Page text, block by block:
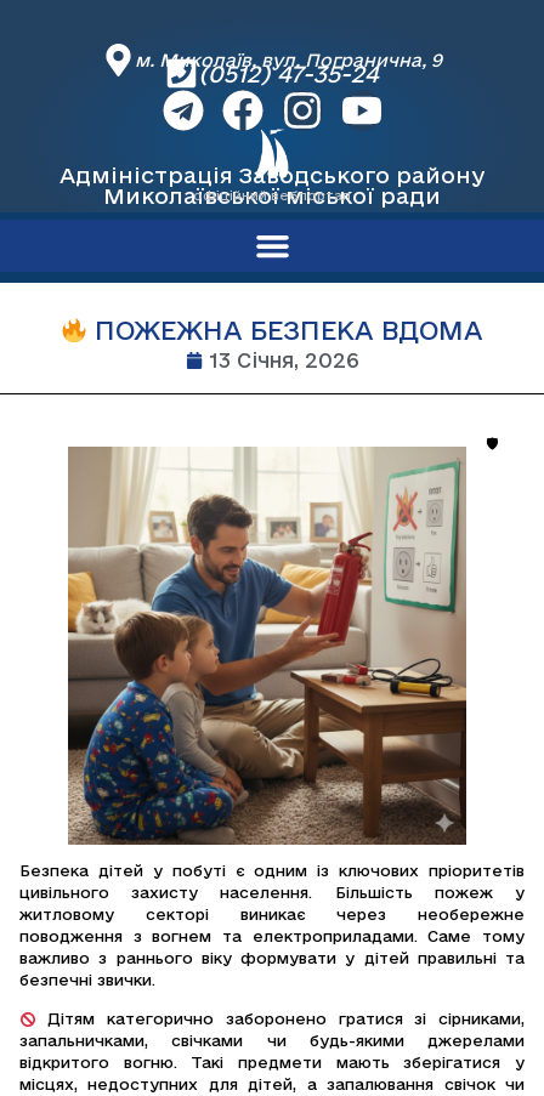
м. Миколаїв, вул. Погранична, 9
(0512) 47-35-24
Адміністрація Заводського району
Миколаївської міської ради
офіційний вебпортал
ПОЖЕЖНА БЕЗПЕКА ВДОМА
13 Січня, 2026
🛡
Безпека дітей у побуті є одним із ключових пріоритетів
цивільного захисту населення. Більшість пожеж у
житловому секторі виникає через необережне
поводження з вогнем та електроприладами. Саме тому
важливо з раннього віку формувати у дітей правильні та
безпечні звички.
Дітям категорично заборонено гратися зі сірниками,
запальничками, свічками чи будь-якими джерелами
відкритого вогню. Такі предмети мають зберігатися у
місцях, недоступних для дітей, а запалювання свічок чи